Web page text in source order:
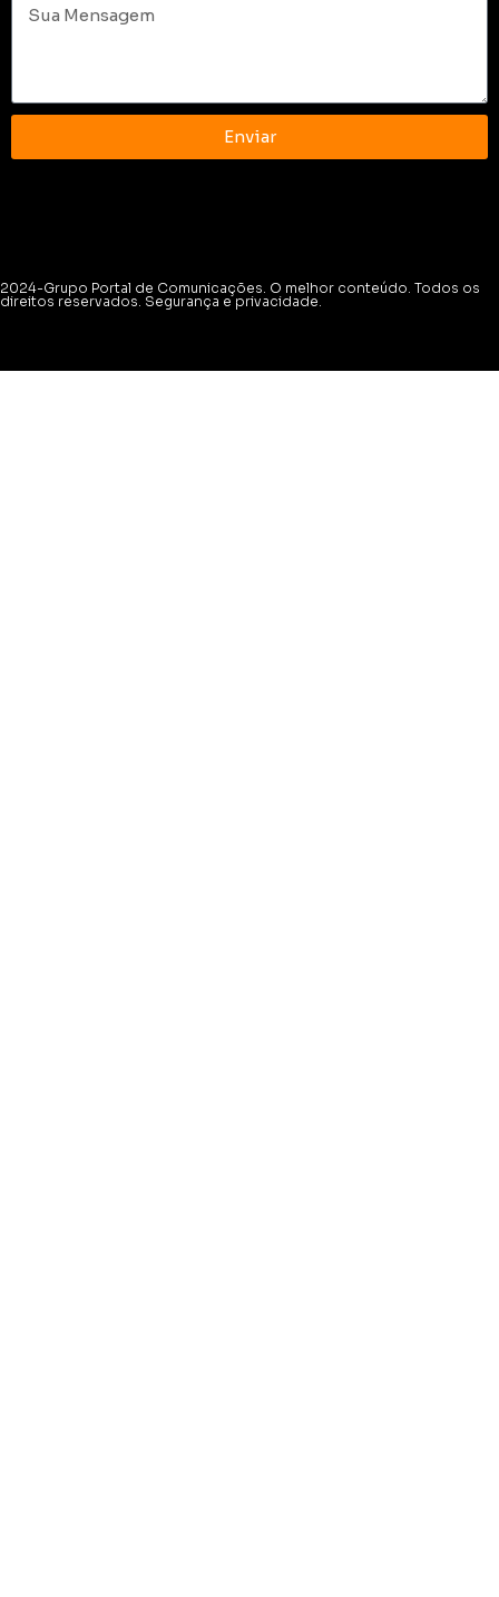
Enviar
2024-Grupo Portal de Comunicações. O melhor conteúdo. Todos os
direitos reservados. Segurança e privacidade.